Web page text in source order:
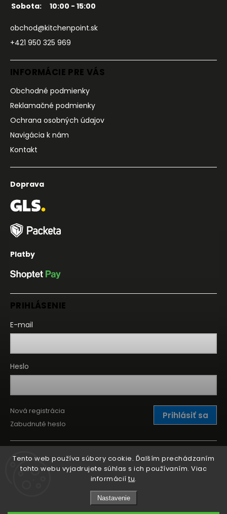
Tento web používa súbory cookie. Ďalším prechádzaním
tohto webu vyjadrujete súhlas s ich používaním. Viac
informácií tu.
Nastavenie
Sobota:
10:00 - 15:00
obchod@kitchenpoint.sk
+421 950 325 969
INFORMÁCIE PRE VÁS
Obchodné podmienky
Reklamačné podmienky
Ochrana osobných údajov
Navigácia k nám
Kontakt
Doprava
Platby
PRIHLÁSENIE
E-mail
Heslo
Prihlásiť sa
Nová registrácia
Zabudnuté heslo